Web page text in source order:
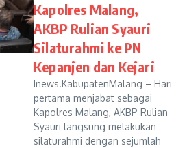
Kapolres Malang,
AKBP Rulian Syauri
Silaturahmi ke PN
Kepanjen dan Kejari
Inews.KabupatenMalang – Hari
pertama menjabat sebagai
Kapolres Malang, AKBP Rulian
Syauri langsung melakukan
silaturahmi dengan sejumlah